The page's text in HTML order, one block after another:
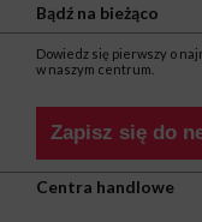
Bądź na bieżąco
Dowiedz się pierwszy o
w naszym centrum.
Zapisz się do
Centra handlowe